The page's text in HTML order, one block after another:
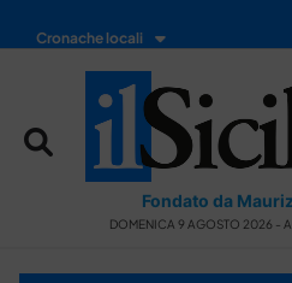
Cronache locali
Fondato da
DOMENICA 9 AGOSTO 2026 -